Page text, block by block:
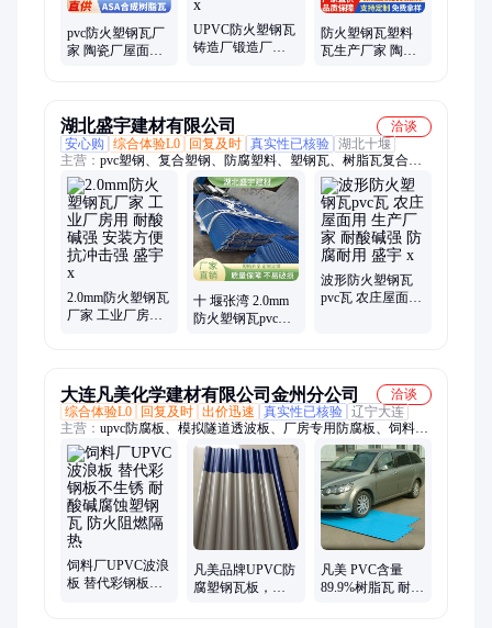
pvc防火塑钢瓦厂
家 陶瓷厂屋面用
UPVC防火塑钢瓦
铸造厂锻造厂屋
防火塑钢瓦塑料
瓦生产厂家 陶瓷
湖北盛宇建材有限公司
洽谈
安心购
综合体验L0 回复及时 真实性已核验 湖北十堰
主营： pvc塑钢、复合塑钢、防腐塑料、塑钢瓦、树脂瓦复合、
树脂瓦仿古
2.0mm防火塑钢瓦
厂家 工业厂房用
十 堰张湾 2.0mm
防火塑钢瓦pvc白
波形防火塑钢瓦
pvc瓦 农庄屋面用
大连凡美化学建材有限公司金州分公司
洽谈
综合体验L0
回复及时 出价迅速 真实性已核验 辽宁大连
主营： upvc防腐板、模拟隧道透波板、厂房专用防腐板、饲料厂
塑钢瓦、食品厂吊顶、驾校透波材料、车间吊顶板、upvc防腐
瓦、防腐吊顶、树脂防腐板、防腐装饰墙板、车间防腐吊顶、
UPVC板、车间防腐墙板、高温高湿车间防腐板、防腐扣板、
PVC内衬板、防腐内墙板、酸洗车间防腐板、耐盐酸腐蚀板、出
口PVC防腐吊顶板、耐氢氟酸腐蚀材料、耐硫酸腐蚀板、抗腐蚀
材料、厂房用防腐板
饲料厂UPVC波浪
板 替代彩钢板不
凡美品牌UPVC防
腐塑钢瓦板，防
凡美 PVC含量
89.9%树脂瓦 耐碱